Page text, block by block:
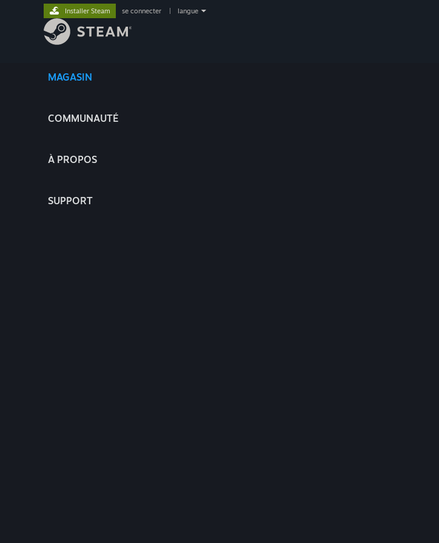
MAGASIN
COMMUNAUTÉ
À PROPOS
SUPPORT
Installer Steam se connecter langue